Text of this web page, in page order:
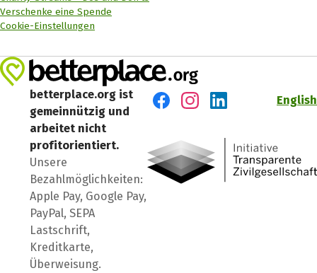
Verschenke eine Spende
Cookie-Einstellungen
betterplace.org ist
gemeinnützig und
arbeitet nicht
profitorientiert.
Unsere
Bezahlmöglichkeiten:
Apple Pay, Google Pay,
PayPal, SEPA
Lastschrift,
Kreditkarte,
Überweisung.
English